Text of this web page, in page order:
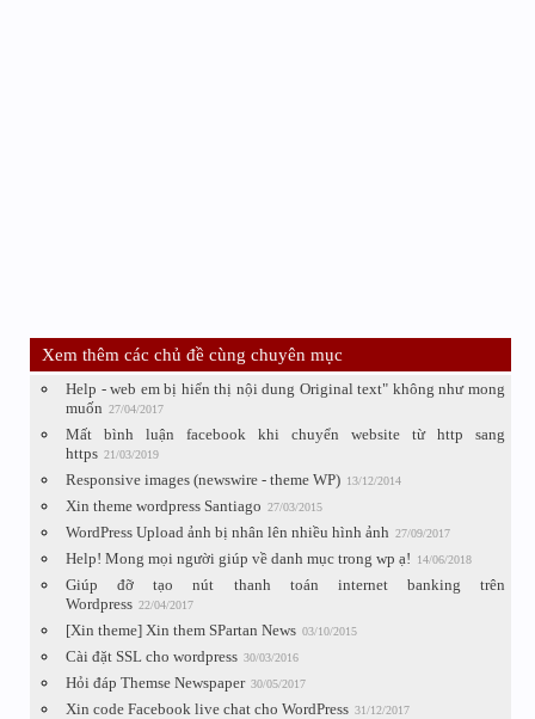
Xem thêm các chủ đề cùng chuyên mục
Help - web em bị hiển thị nội dung Original text" không như mong
muốn 27/04/2017
Mất bình luận facebook khi chuyển website từ http sang
https 21/03/2019
Responsive images (newswire - theme WP) 13/12/2014
Xin theme wordpress Santiago 27/03/2015
WordPress Upload ảnh bị nhân lên nhiều hình ảnh 27/09/2017
Help! Mong mọi người giúp về danh mục trong wp ạ! 14/06/2018
Giúp đỡ tạo nút thanh toán internet banking trên
Wordpress 22/04/2017
[Xin theme] Xin them SPartan News 03/10/2015
Cài đặt SSL cho wordpress 30/03/2016
Hỏi đáp Themse Newspaper 30/05/2017
Xin code Facebook live chat cho WordPress 31/12/2017